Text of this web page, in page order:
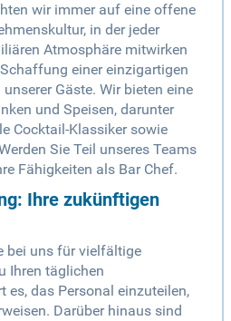
wir immer auf eine offene
in der jeder
Atmosphäre mitwirken
einer einzigartigen
Gäste. Wir bieten eine
und Speisen, darunter
Cocktail-Klassiker sowie
Sie Teil unseres Teams
Fähigkeiten als Bar Chef.
Ihre zukünftigen
bei uns für vielfältige
Ihren täglichen
es, das Personal einzuteilen,
Darüber hinaus sind